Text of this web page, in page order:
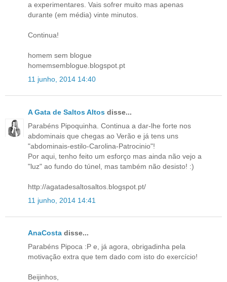
a experimentares. Vais sofrer muito mas apenas
durante (em média) vinte minutos.
Continua!
homem sem blogue
homemsemblogue.blogspot.pt
11 junho, 2014 14:40
A Gata de Saltos Altos disse...
Parabéns Pipoquinha. Continua a dar-lhe forte nos
abdominais que chegas ao Verão e já tens uns
"abdominais-estilo-Carolina-Patrocinio"!
Por aqui, tenho feito um esforço mas ainda não vejo a
"luz" ao fundo do túnel, mas também não desisto! :)
http://agatadesaltosaltos.blogspot.pt/
11 junho, 2014 14:41
AnaCosta disse...
Parabéns Pipoca :P e, já agora, obrigadinha pela
motivação extra que tem dado com isto do exercício!
Beijinhos,